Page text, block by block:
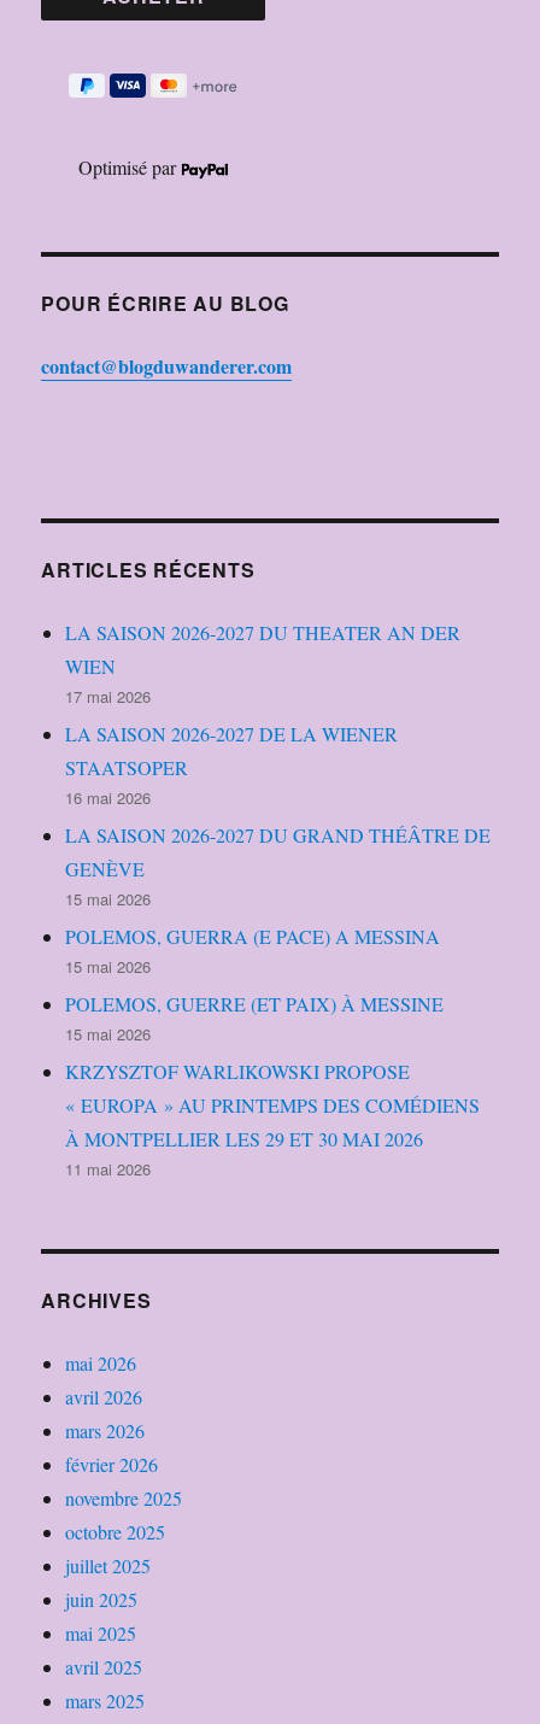
Optimisé par
POUR ÉCRIRE AU BLOG
contact@blogduwanderer.com
ARTICLES RÉCENTS
LA SAISON 2026-2027 DU THEATER AN DER
WIEN
17 mai 2026
LA SAISON 2026-2027 DE LA WIENER
STAATSOPER
16 mai 2026
LA SAISON 2026-2027 DU GRAND THÉÂTRE DE
GENÈVE
15 mai 2026
POLEMOS, GUERRA (E PACE) A MESSINA
15 mai 2026
POLEMOS, GUERRE (ET PAIX) À MESSINE
15 mai 2026
KRZYSZTOF WARLIKOWSKI PROPOSE
« EUROPA » AU PRINTEMPS DES COMÉDIENS
À MONTPELLIER LES 29 ET 30 MAI 2026
11 mai 2026
ARCHIVES
mai 2026
avril 2026
mars 2026
février 2026
novembre 2025
octobre 2025
juillet 2025
juin 2025
mai 2025
avril 2025
mars 2025